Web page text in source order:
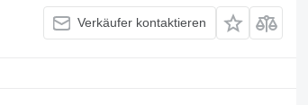
Verkäufer kontaktieren